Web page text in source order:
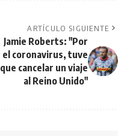
ARTÍCULO SIGUIENTE
Jamie Roberts: "Por
el coronavirus, tuve
que cancelar un viaje
al Reino Unido"